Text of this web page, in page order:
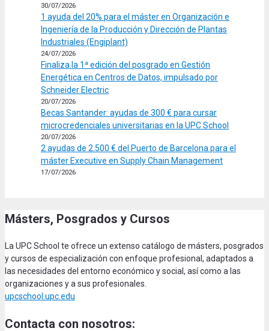
30/07/2026
1 ayuda del 20% para el máster en Organización e
Ingeniería de la Producción y Dirección de Plantas
Industriales (Engiplant)
24/07/2026
Finaliza la 1ª edición del posgrado en Gestión
Energética en Centros de Datos, impulsado por
Schneider Electric
20/07/2026
Becas Santander: ayudas de 300 € para cursar
microcredenciales universitarias en la UPC School
20/07/2026
2 ayudas de 2.500 € del Puerto de Barcelona para el
máster Executive en Supply Chain Management
17/07/2026
Másters, Posgrados y Cursos
La UPC School te ofrece un extenso catálogo de másters, posgrados
y cursos de especialización con enfoque profesional, adaptados a
las necesidades del entorno económico y social, así como a las
organizaciones y a sus profesionales.
upcschool.upc.edu
Contacta con nosotros: